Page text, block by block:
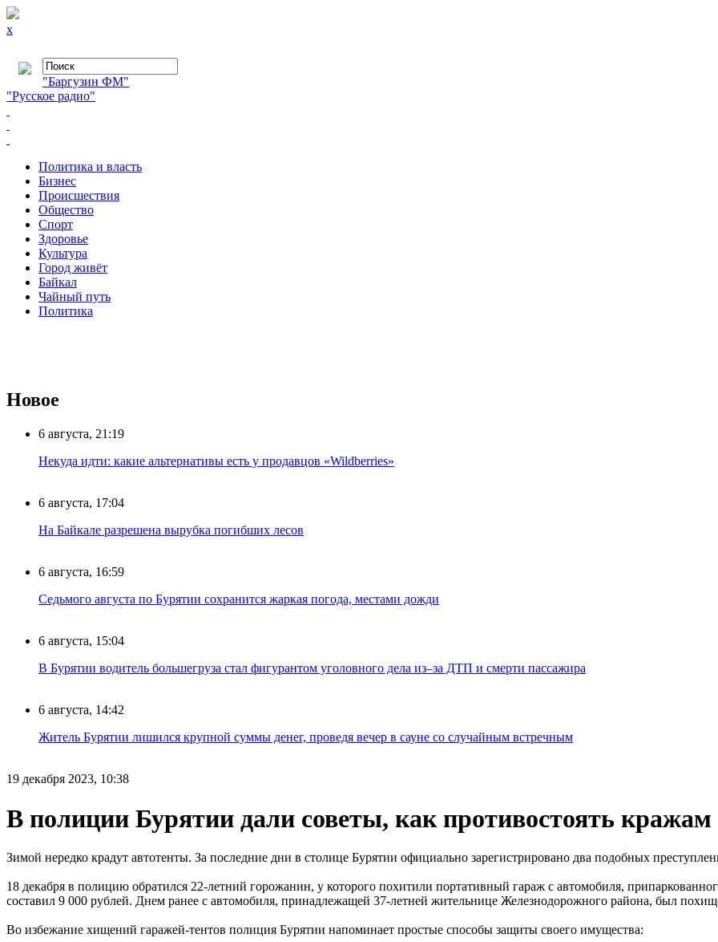
x
"Баргузин ФМ"
"Русское радио"
Политика и власть
Бизнес
Происшествия
Общество
Cпорт
Здоровье
Культура
Город живёт
Байкал
Чайный путь
Политика
Новое
6 августа, 21:19
Некуда идти: какие альтернативы есть у продавцов «Wildberries»
6 августа, 17:04
На Байкале разрешена вырубка погибших лесов
6 августа, 16:59
Седьмого августа по Бурятии сохранится жаркая погода, местами дожди
6 августа, 15:04
В Бурятии водитель большегруза стал фигурантом уголовного дела из–за ДТП и смерти пассажира
6 августа, 14:42
Житель Бурятии лишился крупной суммы денег, проведя вечер в сауне со случайным встречным
19 декабря 2023, 10:38
В полиции Бурятии дали советы, как противостоять кражам
Зимой нередко крадут автотенты. За последние дни в столице Бурятии официально зарегистрировано два подобных
18 декабря в полицию обратился 22-летний горожанин, у которого похитили портативный гараж с автомобиля,
составил 9 000 рублей. Днем ранее с автомобиля, принадлежащей 37-летней жительнице Железнодорожного района, был
Во избежание хищений гаражей-тентов полиция Бурятии напоминает простые способы защиты своего имущества: